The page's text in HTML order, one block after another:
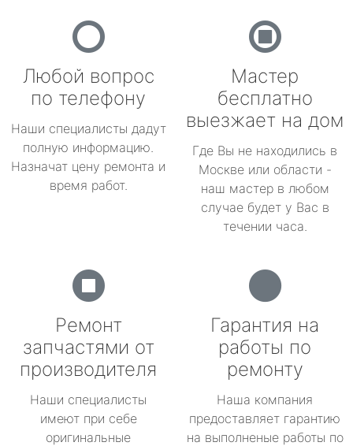
Любой вопрос
по телефону
Наши специалисты дадут
полную информацию.
Назначат цену ремонта и
время работ.
Мастер
бесплатно
выезжает на дом
Где Вы не находились в
Москве или области -
наш мастер в любом
случае будет у Вас в
течении часа.
Ремонт
запчастями от
производителя
Наши специалисты
имеют при себе
оригинальные
Гарантия на
работы по
ремонту
Наша компания
предоставляет гарантию
на выполненые работы по